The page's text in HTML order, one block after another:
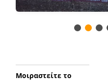
Μοιραστείτε το